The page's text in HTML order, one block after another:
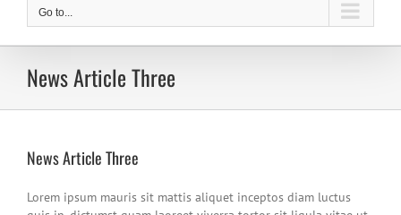
Go to...
News Article Three
News Article Three
Lorem ipsum mauris sit mattis aliquet inceptos diam luctus